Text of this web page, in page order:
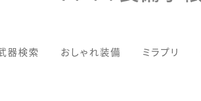
器検索 おしゃれ装備 ミラプリ
男女別デザイン